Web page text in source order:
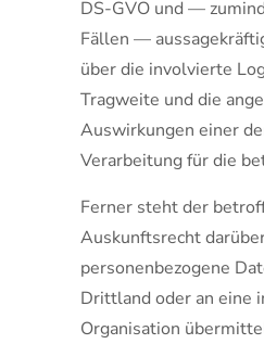
DS-GVO und —
Fällen —
über die involvierte
Tragweite und die
Auswirkungen einer
Verarbeitung für die
Ferner steht der
Auskunftsrecht
personenbezogene
Drittland oder an eine
Organisation